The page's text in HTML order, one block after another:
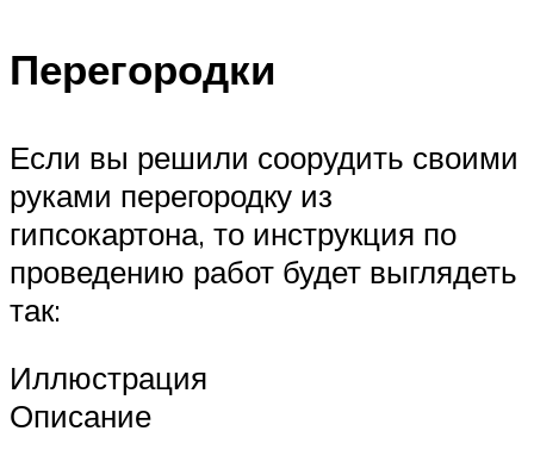
Перегородки
Если вы решили соорудить своими
руками перегородку из
гипсокартона, то инструкция по
проведению работ будет выглядеть
так:
Иллюстрация
Описание